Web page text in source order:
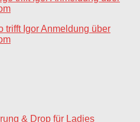
trifft Igor Anmeldung über
& Drop für Ladies